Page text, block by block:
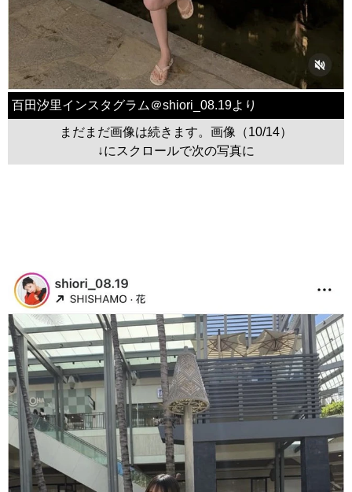
百田汐里インスタグラム＠shiori_08.19より
まだまだ画像は続きます。画像（10/14）
↓にスクロールで次の写真に